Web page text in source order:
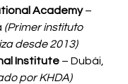
Academy –
(Primer instituto
desde 2013)
Institute – Dubái,
por KHDA)